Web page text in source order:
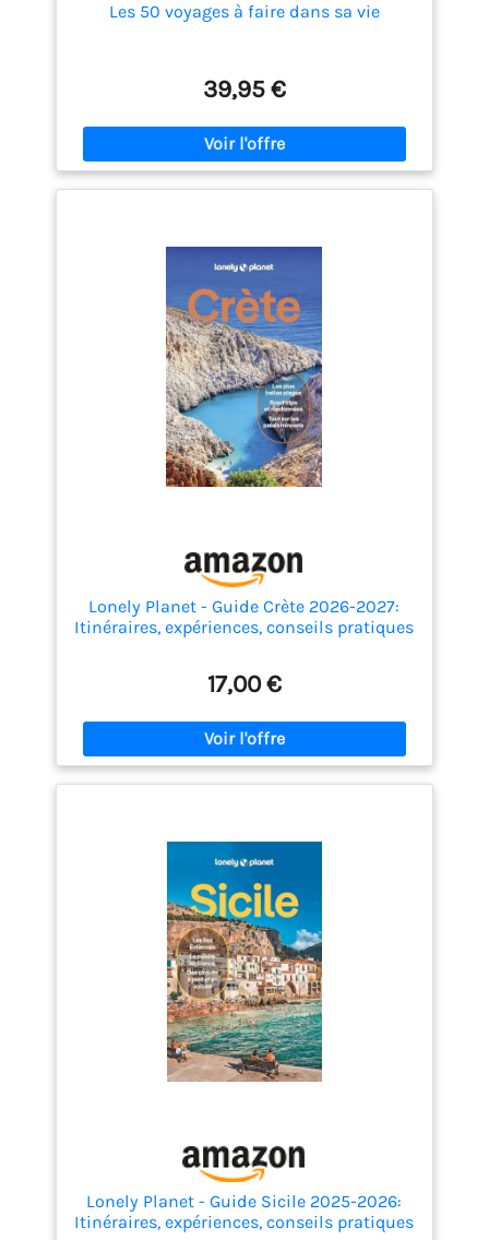
Les 50 voyages à faire dans sa vie
39,95 €
Lonely Planet - Guide Crète 2026-2027:
Itinéraires, expériences, conseils pratiques
17,00 €
Lonely Planet - Guide Sicile 2025-2026:
Itinéraires, expériences, conseils pratiques